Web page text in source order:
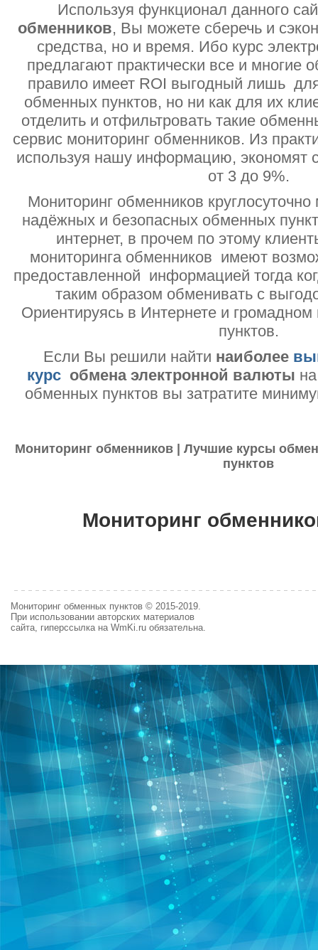
Используя функционал данного
обменников, Вы можете сберечь и
средства, но и время. Ибо курс
предлагают практически все и многие
правило имеет ROI выгодный лишь
обменных пунктов, но ни как для их
отделить и отфильтровать такие
сервис мониторинг обменников. Из
используя нашу информацию, экономят
от 3 до 9%.
Мониторинг обменников круглосуточно
надёжных и безопасных обменных
интернет, в прочем по этому
мониторинга обменников имеют
предоставленной информацией тогда
таким образом обменивать с
Ориентируясь в Интернете и
пунктов.
Если Вы решили найти наиболее
курс обмена электронной валюты
обменных пунктов вы затратите
Мониторинг обменников | Лучшие курсы
пунктов
Мониторинг
Мониторинг обменных пунктов © 2015-2019.
При использовании авторских материалов
сайта, гиперссылка на WmKi.ru обязательна.